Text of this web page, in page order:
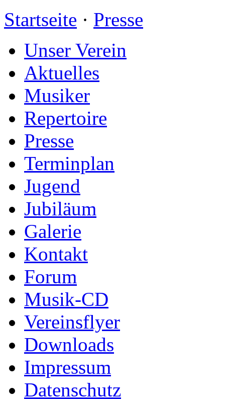
Startseite · Presse
Unser Verein
Aktuelles
Musiker
Repertoire
Presse
Terminplan
Jugend
Jubiläum
Galerie
Kontakt
Forum
Musik-CD
Vereinsflyer
Downloads
Impressum
Datenschutz